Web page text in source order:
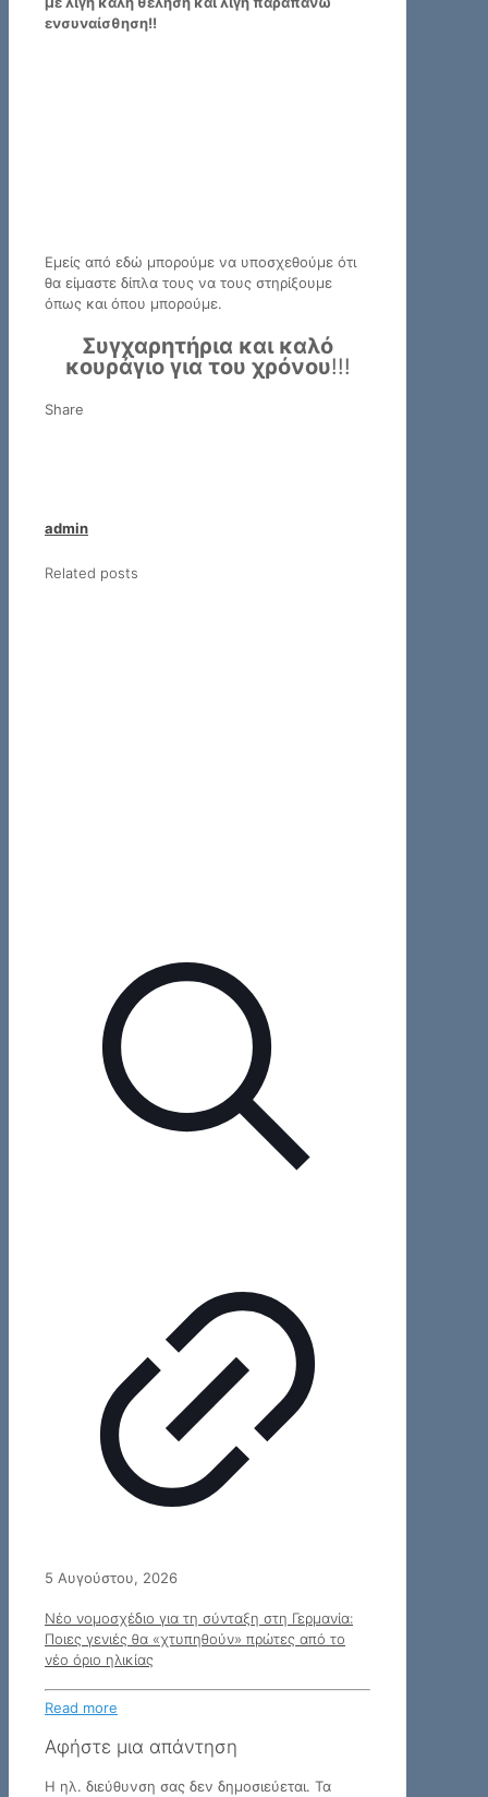
ενσυναίσθηση!!
Εμείς από εδώ μπορούμε να υποσχεθούμε ότι
θα είμαστε δίπλα τους να τους στηρίξουμε
όπως και όπου μπορούμε.
Συγχαρητήρια και καλό
κουράγιο για του χρόνου!!!
Share
admin
Related posts
5 Αυγούστου, 2026
Νέο νομοσχέδιο για τη σύνταξη στη Γερμανία:
Ποιες γενιές θα «χτυπηθούν» πρώτες από το
νέο όριο ηλικίας
Read more
Αφήστε μια απάντηση
Η ηλ. διεύθυνση σας δεν δημοσιεύεται. Τα